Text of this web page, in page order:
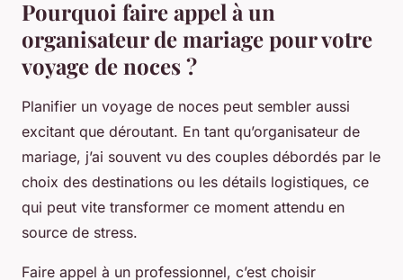
Pourquoi faire appel à un
organisateur de mariage pour votre
voyage de noces ?
Planifier un voyage de noces peut sembler aussi
excitant que déroutant. En tant qu’organisateur de
mariage, j’ai souvent vu des couples débordés par le
choix des destinations ou les détails logistiques, ce
qui peut vite transformer ce moment attendu en
source de stress.
Faire appel à un professionnel, c’est choisir